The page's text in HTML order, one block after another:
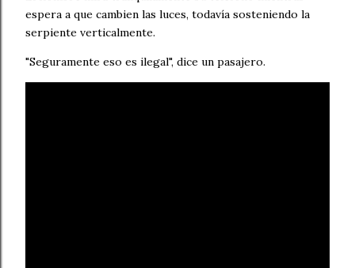
espera a que cambien las luces, todavía sosteniendo la
serpiente verticalmente.
"Seguramente eso es ilegal", dice un pasajero.